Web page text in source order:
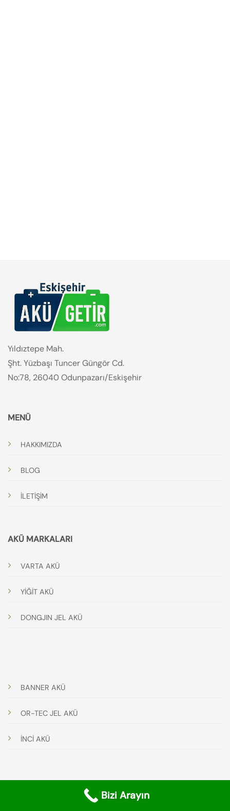
Yıldıztepe Mah.
Şht. Yüzbaşı Tuncer Güngör Cd.
No:78, 26040 Odunpazarı/Eskişehir
MENÜ
HAKKIMIZDA
BLOG
İLETİŞİM
AKÜ MARKALARI
VARTA AKÜ
YİĞİT AKÜ
DONGJIN JEL AKÜ
BANNER AKÜ
OR-TEC JEL AKÜ
İNCİ AKÜ
Bizi Arayın